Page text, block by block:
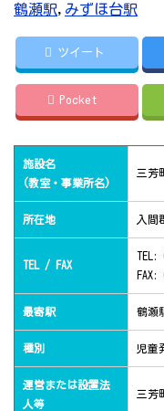
鶴瀬駅, みずほ台駅
ツイート
Pocket
施設名
(教室・事業所名)
三芳
所在地 入間
TEL / FAX
FAX:
最寄駅 鶴瀬
種別 児童
運営または設置法
人等
三芳